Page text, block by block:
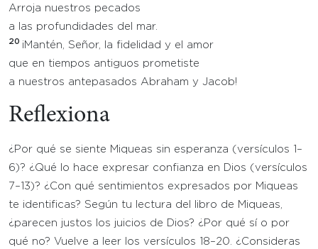
Arroja nuestros pecados
a las profundidades del mar.
20 ¡Mantén, Señor, la fidelidad y el amor
que en tiempos antiguos prometiste
a nuestros antepasados Abraham y Jacob!
Reflexiona
¿Por qué se siente Miqueas sin esperanza (versículos 1–
6)? ¿Qué lo hace expresar confianza en Dios (versículos
7–13)? ¿Con qué sentimientos expresados por Miqueas
te identificas? Según tu lectura del libro de Miqueas,
¿parecen justos los juicios de Dios? ¿Por qué sí o por
qué no? Vuelve a leer los versículos 18–20. ¿Consideras